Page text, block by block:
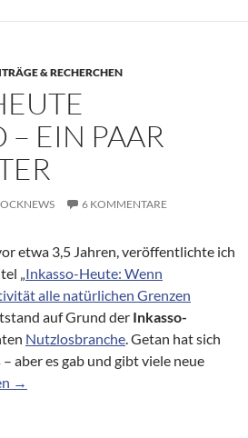
& RECHERCHEN
– EIN PAAR
6 KOMMENTARE
etwa 3,5 Jahren, veröffentlichte ich
„Inkasso-Heute: Wenn
alle natürlichen Grenzen
auf Grund der Inkasso-
Nutzlosbranche. Getan hat sich
aber es gab und gibt viele neue
reloaded – ein paar Jahre später
→